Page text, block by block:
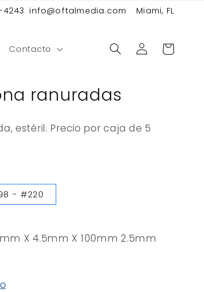
info@oftalmedia.com Miami, FL
Contacto
Iniciar
sesión
Carrito
ranuradas
estéril. Precio por caja de 5
- #220
X 4.5mm X 100mm 2.5mm